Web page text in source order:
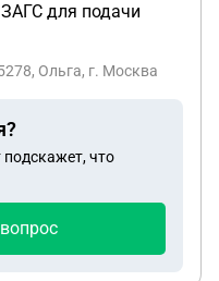
для подачи
Ольга, г. Москва
что